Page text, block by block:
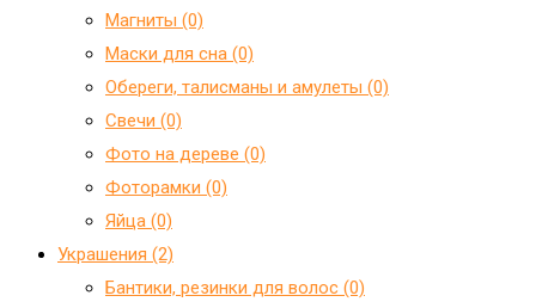
Магниты (0)
Маски для сна (0)
Обереги, талисманы и амулеты (0)
Свечи (0)
Фото на дереве (0)
Фоторамки (0)
Яйца (0)
Украшения (2)
Бантики, резинки для волос (0)